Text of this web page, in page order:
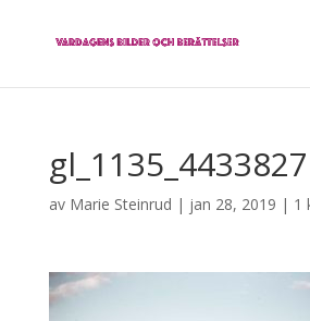
av Marie Steinrud | jan 28, 2019 | 1